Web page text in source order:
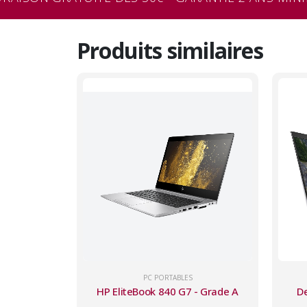
Produits similaires
PC PORTABLES
HP EliteBook 840 G7 - Grade A